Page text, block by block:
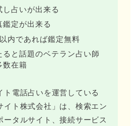
し占いが出来る
鑑定が出来る
内であれば鑑定無料
ると話題のベテラン占い師
数在籍
ト電話占いを運営している
イト株式会社」は、検索エン
ータルサイト、接続サービス